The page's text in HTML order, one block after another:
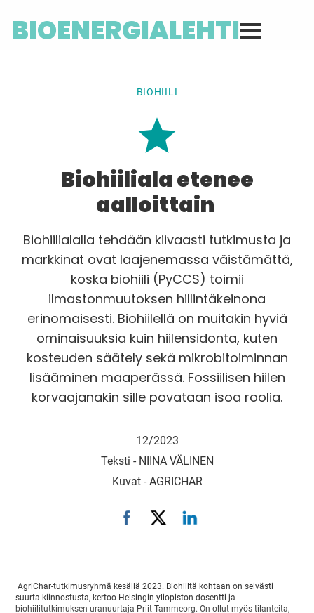
BIOENERGIALEHTI
BIOHIILI
Biohiiliala etenee
aalloittain
Biohiilialalla tehdään kiivaasti tutkimusta ja
markkinat ovat laajenemassa väistämättä,
koska biohiili (PyCCS) toimii
ilmastonmuutoksen hillintäkeinona
erinomaisesti. Biohiilellä on muitakin hyviä
ominaisuuksia kuin hiilensidonta, kuten
kosteuden säätely sekä mikrobitoiminnan
lisääminen maaperässä. Fossiilisen hiilen
korvaajanakin sille povataan isoa roolia.
12/2023
Teksti - NIINA VÄLINEN
Kuvat - AGRICHAR
AgriChar-tutkimusryhmä kesällä 2023. Biohiiltä kohtaan on selvästi
suurta kiinnostusta, kertoo Helsingin yliopiston dosentti ja
biohiilitutkimuksen uranuurtaja Priit Tammeorg. On ollut myös tilanteita,